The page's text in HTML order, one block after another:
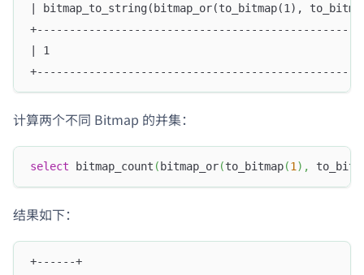
| bitmap_to_string(bitmap_or(to_bitmap(1),
| 1
计算两个不同 Bitmap 的并集：
select bitmap_count ( bitmap_or(to_bitmap(1 ) ,
结果如下：
+------+